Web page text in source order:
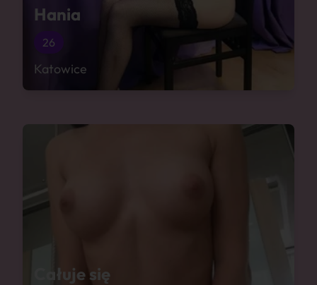
Hania
26
Katowice
Całuje się